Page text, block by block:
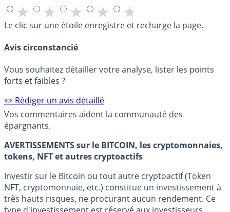
★ ★ ★ ★ ★
Le clic sur une étoile enregistre et recharge la page.
Avis circonstancié
Vous souhaitez détailler votre analyse, lister les points
forts et faibles ?
✏️ Rédiger un avis détaillé
Vos commentaires aident la communauté des
épargnants.
AVERTISSEMENTS sur le BITCOIN, les cryptomonnaies,
tokens, NFT et autres cryptoactifs
Investir sur le Bitcoin ou tout autre cryptoactif (Token
NFT, cryptomonnaie, etc.) constitue un investissement à
très hauts risques, ne procurant aucun rendement. Ce